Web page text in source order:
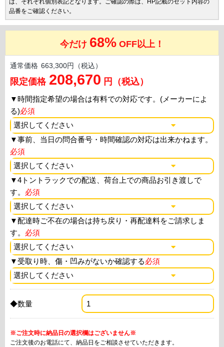
は、それぞれ個別表記となります。ご確認の際は、HP記載のセット内容の
品番をご確認ください。
今だけ 68% OFF以上！
通常価格 663,300円（税込）
限定価格 208,670 円（税込）
▼時間指定希望の場合は有料での対応です。(メーカーによ
る)必須
▼事前、当日の問合番号・時間確認の対応は出来かねます。
必須
▼4トントラックでの配送、荷台上での商品お引き渡しで
す。 必須
▼配達時ご不在の場合は持ち戻り・再配達料をご請求しま
す。 必須
▼ 受取り時、傷・凹みがないか確認する必須
◆数量
※ご注文時に納品日の選択欄はございません※
ご注文後のお電話にて、納品日をご相談させていただきます。